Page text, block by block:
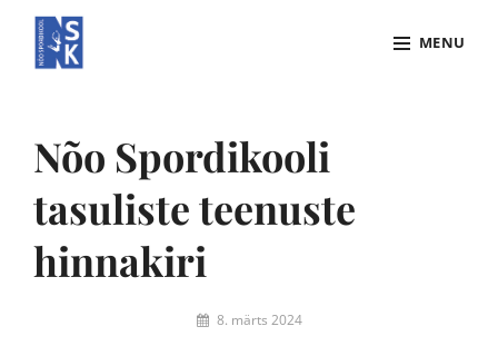
content
MENU
Nõo Spordikooli
tasuliste teenuste
hinnakiri
By 8. märts 2024